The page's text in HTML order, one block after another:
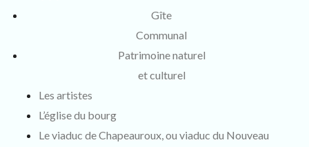
Gîte
Communal
Patrimoine naturel
et culturel
Les artistes
L’église du bourg
Le viaduc de Chapeauroux, ou viaduc du Nouveau